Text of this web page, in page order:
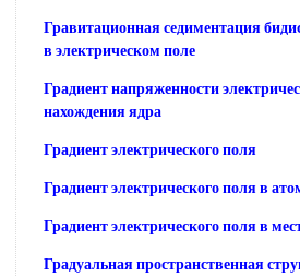
Гравитационная седиментация
в электрическом поле
Градиент напряженности
нахождения ядра
Градиент электрического поля
Градиент электрического поля в
Градиент электрического поля в
Градуальная пространственная